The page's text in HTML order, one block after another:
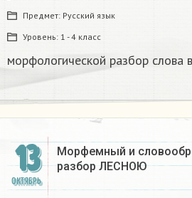
Предмет: Русский язык
Уровень: 1 - 4 класс
морфологической разбор слова
13
ОКТЯБРЬ
Морфемный и
разбор ЛЕСНОЮ